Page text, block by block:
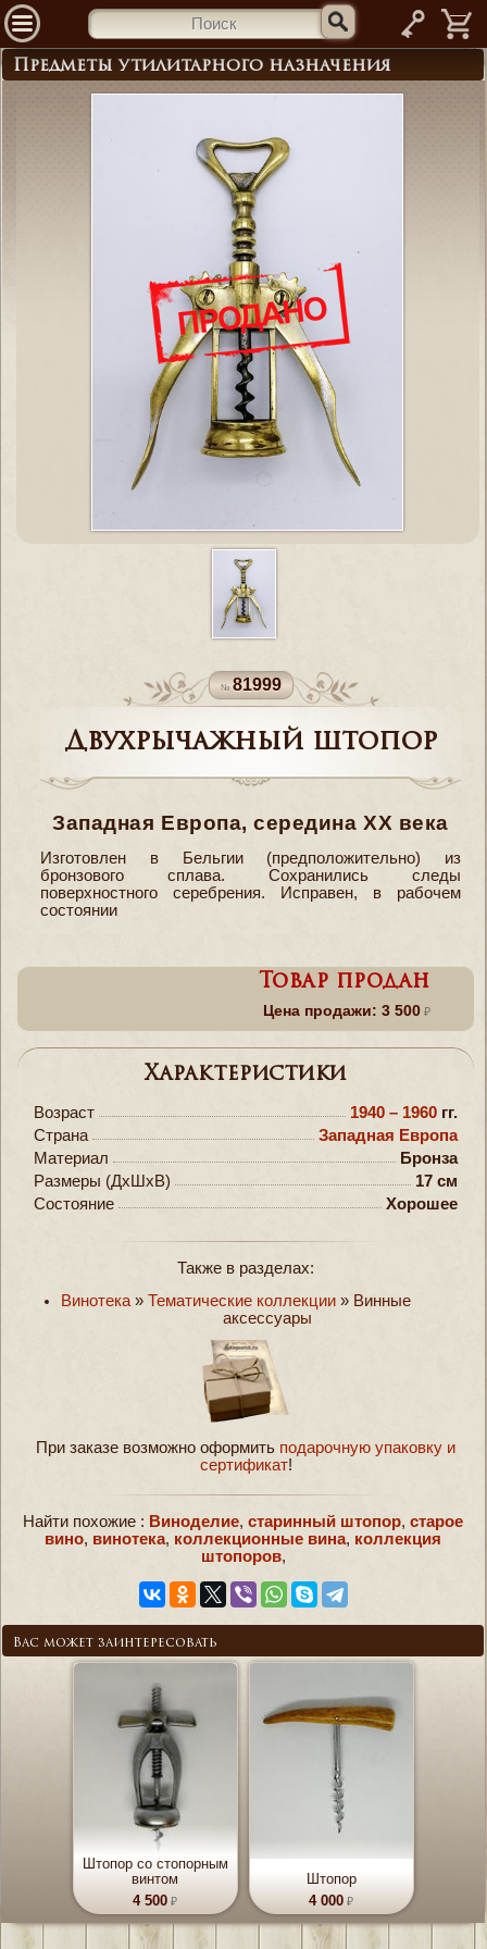
—
Предметы утилитарного назначения
81999
Двухрычажный штопор
Западная Европа, середина XX века
Изготовлен в Бельгии (предположительно) из
бронзового сплава. Сохранились следы
поверхностного серебрения. Исправен, в рабочем
состоянии
Товар продан
Цена продажи: 3 500
Характеристики
Возраст 1940 – 1960 гг.
Страна
Западная Европа
Материал
Бронза
Размеры (ДxШxВ)
17 см
Состояние
Хорошее
Также в разделах:
Винотека» Тематические коллекции » Винные
аксессуары
При заказе возможно оформить подарочную упаковку и
сертификат!
Найти похожие : Виноделие, старинный штопор, старое
вино, винотека, коллекционные вина, коллекция
штопоров,
Вас может заинтересовать
Штопор со стопорным
винтом
4 500
Штопор
4 000